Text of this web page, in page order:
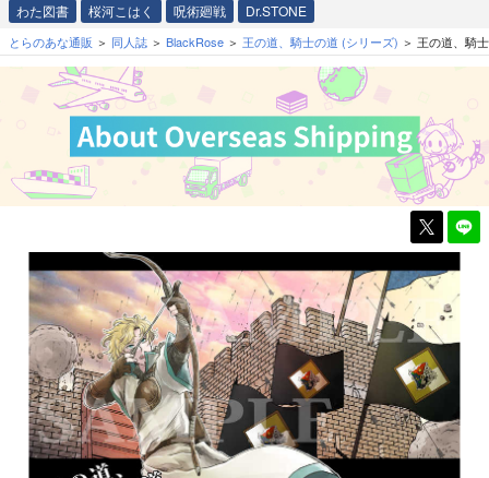
わた図書 桜河こはく 呪術廻戦 Dr.STONE
とらのあな通販 同人誌 BlackRose 王の道、騎士の道 (シリーズ) 王の道、騎